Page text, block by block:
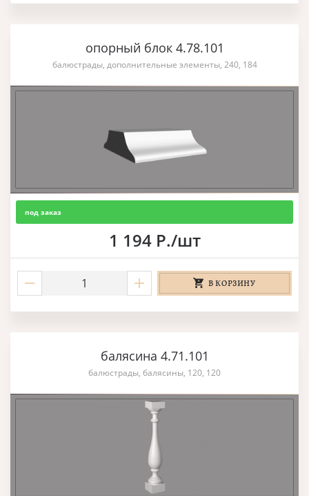
опорный блок 4.78.101
балюстрады, дополнительные элементы, 240, 184
под заказ
1 194 Р./шт
В КОРЗИНУ
балясина 4.71.101
балюстрады, балясины, 120, 120